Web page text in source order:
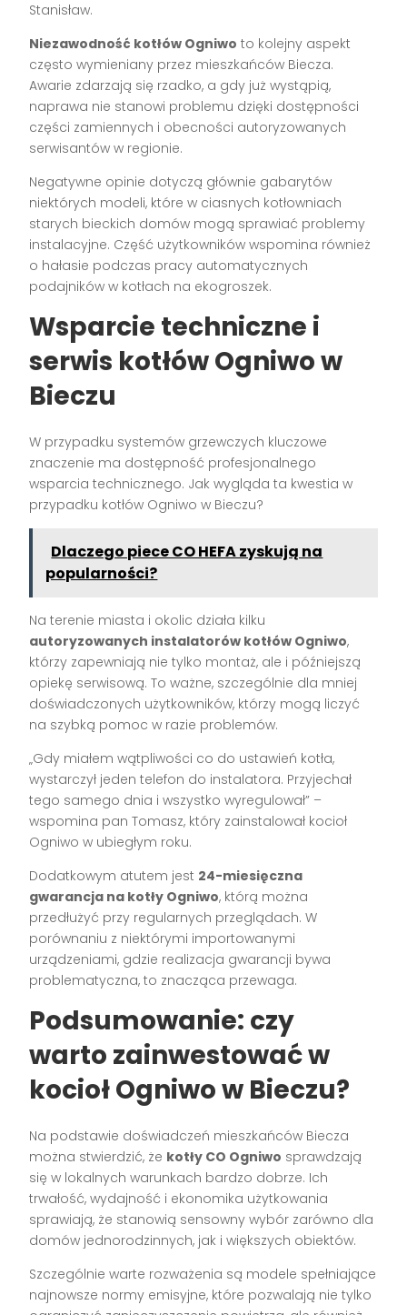
Stanisław.
Niezawodność kotłów Ogniwo to kolejny aspekt
często wymieniany przez mieszkańców Biecza.
Awarie zdarzają się rzadko, a gdy już wystąpią,
naprawa nie stanowi problemu dzięki dostępności
części zamiennych i obecności autoryzowanych
serwisantów w regionie.
Negatywne opinie dotyczą głównie gabarytów
niektórych modeli, które w ciasnych kotłowniach
starych bieckich domów mogą sprawiać problemy
instalacyjne. Część użytkowników wspomina również
o hałasie podczas pracy automatycznych
podajników w kotłach na ekogroszek.
Wsparcie techniczne i
serwis kotłów Ogniwo w
Bieczu
W przypadku systemów grzewczych kluczowe
znaczenie ma dostępność profesjonalnego
wsparcia technicznego. Jak wygląda ta kwestia w
przypadku kotłów Ogniwo w Bieczu?
Dlaczego piece CO HEFA zyskują na
popularności?
Na terenie miasta i okolic działa kilku
autoryzowanych instalatorów kotłów Ogniwo,
którzy zapewniają nie tylko montaż, ale i późniejszą
opiekę serwisową. To ważne, szczególnie dla mniej
doświadczonych użytkowników, którzy mogą liczyć
na szybką pomoc w razie problemów.
„Gdy miałem wątpliwości co do ustawień kotła,
wystarczył jeden telefon do instalatora. Przyjechał
tego samego dnia i wszystko wyregulował” –
wspomina pan Tomasz, który zainstalował kocioł
Ogniwo w ubiegłym roku.
Dodatkowym atutem jest 24-miesięczna
gwarancja na kotły Ogniwo, którą można
przedłużyć przy regularnych przeglądach. W
porównaniu z niektórymi importowanymi
urządzeniami, gdzie realizacja gwarancji bywa
problematyczna, to znacząca przewaga.
Podsumowanie: czy
warto zainwestować w
kocioł Ogniwo w Bieczu?
Na podstawie doświadczeń mieszkańców Biecza
można stwierdzić, że kotły CO Ogniwo sprawdzają
się w lokalnych warunkach bardzo dobrze. Ich
trwałość, wydajność i ekonomika użytkowania
sprawiają, że stanowią sensowny wybór zarówno dla
domów jednorodzinnych, jak i większych obiektów.
Szczególnie warte rozważenia są modele spełniające
najnowsze normy emisyjne, które pozwalają nie tylko